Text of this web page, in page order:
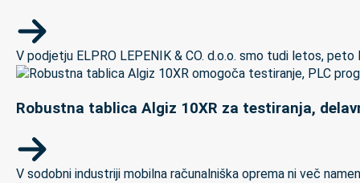
V podjetju ELPRO LEPENIK & CO. d.o.o. smo tudi letos,
Robustna tablica Algiz 10XR za testiranja,
V sodobni industriji mobilna računalniška oprema ni več